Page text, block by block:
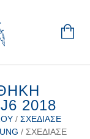
2018
/ ΣΧΕΔΊΑΣΕ
/ ΣΧΕΔΊΑΣΕ